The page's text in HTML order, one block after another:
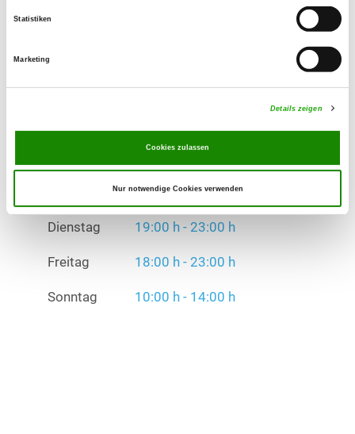
Statistiken
Marketing
Details zeigen
Cookies zulassen
Nur notwendige Cookies verwenden
Welpenspielstunde, Junghundgruppe,
Übungszeiten im Sommer:
Sonntag 10:00 h - 14:00 h
Übungszeiten im Winter:
Dienstag 19:00 h - 23:00 h
Freitag 18:00 h - 23:00 h
Sonntag 10:00 h - 14:00 h